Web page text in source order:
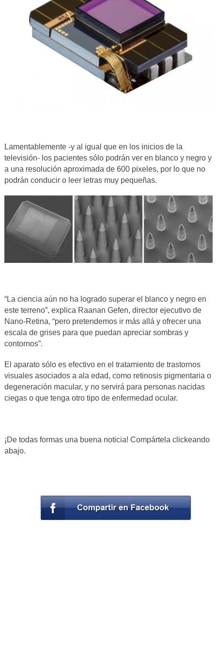
Lamentablemente -y al igual que en los inicios de la
televisión- los pacientes sólo podrán ver en blanco y negro y
a una resolución aproximada de 600 pixeles, por lo que no
podrán conducir o leer letras muy pequeñas.
“La ciencia aún no ha logrado superar el blanco y negro en
este terreno”, explica Raanan Gefen, director ejecutivo de
Nano-Retina, “pero pretendemos ir más allá y ofrecer una
escala de grises para que puedan apreciar sombras y
contornos”.
El aparato sólo es efectivo en el tratamiento de trastornos
visuales asociados a ala edad, como retinosis pigmentaria o
degeneración macular, y no servirá para personas nacidas
ciegas o que tenga otro tipo de enfermedad ocular.
¡De todas formas una buena noticia! Compártela clickeando
abajo.